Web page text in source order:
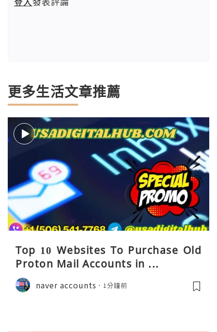
更多生活文章推薦
Top 10 Websites To Purchase Old
Proton Mail Accounts in ...
naver accounts 1分鐘前